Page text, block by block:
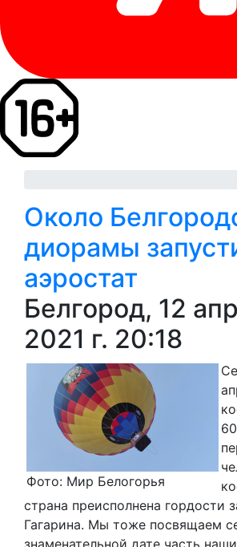
Около
диорамы
аэростат
Белгород, 12
2021 г. 20:18
Фото: Мир Белогорья
страна преисполнена гордости
Гагарина. Мы тоже посвящаем
знаменательной дате часть